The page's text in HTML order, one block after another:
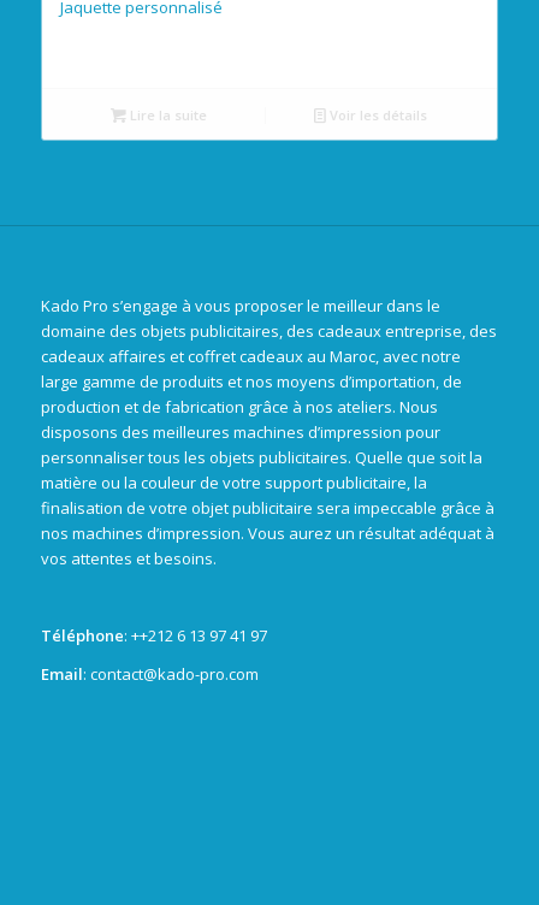
Jaquette personnalisé
Lire la suite Voir les détails
Kado Pro s’engage à vous proposer le meilleur dans le
domaine des objets publicitaires, des cadeaux entreprise, des
cadeaux affaires et coffret cadeaux au Maroc, avec notre
large gamme de produits et nos moyens d’importation, de
production et de fabrication grâce à nos ateliers. Nous
disposons des meilleures machines d’impression pour
personnaliser tous les objets publicitaires. Quelle que soit la
matière ou la couleur de votre support publicitaire, la
finalisation de votre objet publicitaire sera impeccable grâce à
nos machines d’impression. Vous aurez un résultat adéquat à
vos attentes et besoins.
Téléphone: ++212 6 13 97 41 97
Email: contact@kado-pro.com